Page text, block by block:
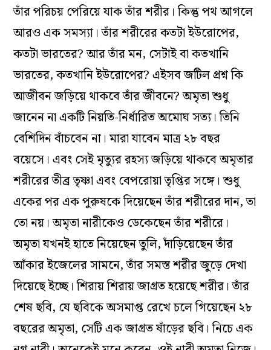
তাঁর পরিচয় পেরিয়ে যাক তাঁর শরীর। কিন্তু পথ আগলে
আরও এক সমস্যা। তাঁর শরীরের কতটা ইউরোপের,
কতটা ভারতের? আর তাঁর মন, সেটাই বা কতখানি
ভারতের, কতখানি ইউরোপের? এইসব জটিল প্রশ্ন কি
আজীবন জড়িয়ে থাকবে তাঁর জীবনে? অমৃতা শুধু
জানেন না একটি নিয়তি-নির্ধারিত অমোঘ সত্য। তিনি
বেশিদিন বাঁচবেন না। মারা যাবেন মাত্র ২৮ বছর
বয়েসে। এবং সেই মৃত্যুর রহস্য জড়িয়ে থাকবে অমৃতার
শরীরের তীব্র তৃষ্ণা এবং বেপরোয়া তৃপ্তির সঙ্গে। শুধু
একের পর এক পুরুষকে দিয়েছেন তাঁর শরীরের দান, তা
তো নয়। অমৃতা নারীকেও ডেকেছেন তাঁর শরীরে।
অমৃতা যখনই হাতে নিয়েছেন তুলি, দাঁড়িয়েছেন তাঁর
আঁকার ইজেলের সামনে, তাঁর সমস্ত শরীর জুড়ে দেখা
দিয়েছে ইচ্ছে। শিরায় শিরায় জাগ্রত হয়েছে শরীর। তাঁর
শেষ ছবি, যে ছবিকে অসমাপ্ত রেখে চলে গিয়েছেন ২৮
বছরের অমৃতা, সেটি এক জাগ্রত ষাঁড়ের ছবি। নিচে এক